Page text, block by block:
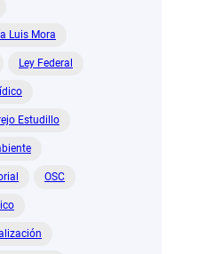
Luis Mora
Ley Federal
Estudillo
OSC